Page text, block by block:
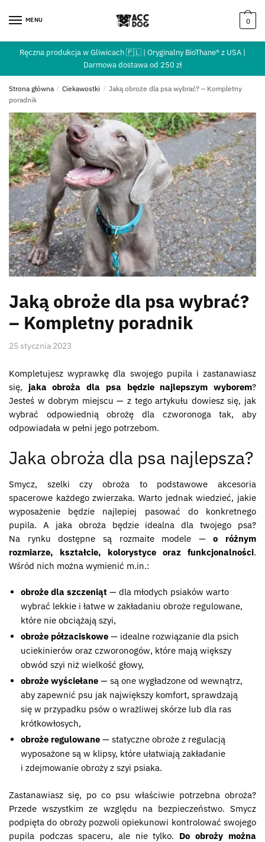
MENU 0
Ręczna produkcja w Gliwicach 🇵🇱 | Oryginalny BioThane® z USA |
Darmowa dostawa od 250 zł
Strona główna / Ciekawostki / Jaką obroże dla psa wybrać? – Kompletny
poradnik
Jaką obroże dla psa wybrać?
– Kompletny poradnik
25 stycznia 2023
Kompletujesz wyprawkę dla swojego pupila i zastanawiasz
się, jaka obroża dla psa będzie najlepszym wyborem?
Jesteś w dobrym miejscu — z tego artykułu dowiesz się, jak
wybrać odpowiednią obrożę dla czworonoga tak, aby
odpowiadała w pełni jego potrzebom.
Jaka obroża dla psa najlepsza?
Smycz, szelki czy obroża to podstawowe akcesoria
spacerowe każdego zwierzaka. Warto jednak wiedzieć, jakie
wyposażenie będzie najlepiej pasować do konkretnego
pupila. A jaka obroża będzie idealna dla twojego psa?
Na rynku dostępne są rozmaite modele —o różnym
rozmiarze, kształcie, kolorystyce oraz funkcjonalności.
Wśród nich można wymienić m.in.:
obroże dla szczeniąt — dla młodych psiaków warto
wybrać lekkie i łatwe w zakładaniu obroże regulowane,
które nie obciążają szyi,
obroże półzaciskowe — idealne rozwiązanie dla psich
uciekinierów oraz czworonogów, które mają większy
obwód szyi niż wielkość głowy,
obroże wyściełane — są one wygładzone od wewnątrz,
aby zapewnić psu jak największy komfort, sprawdzają
się w przypadku psów o wrażliwej skórze lub dla ras
krótkowłosych,
obroże regulowane — statyczne obroże z regulacją
wyposażone są w klipsy, które ułatwiają zakładanie
i zdejmowanie obroży z szyi psiaka.
Zastanawiasz się, po co psu właściwie potrzebna obroża?
Przede wszystkim ze względu na bezpieczeństwo. Smycz
podpięta do obroży pozwoli opiekunowi kontrolować swojego
pupila podczas spaceru, ale nie tylko. Do obroży można